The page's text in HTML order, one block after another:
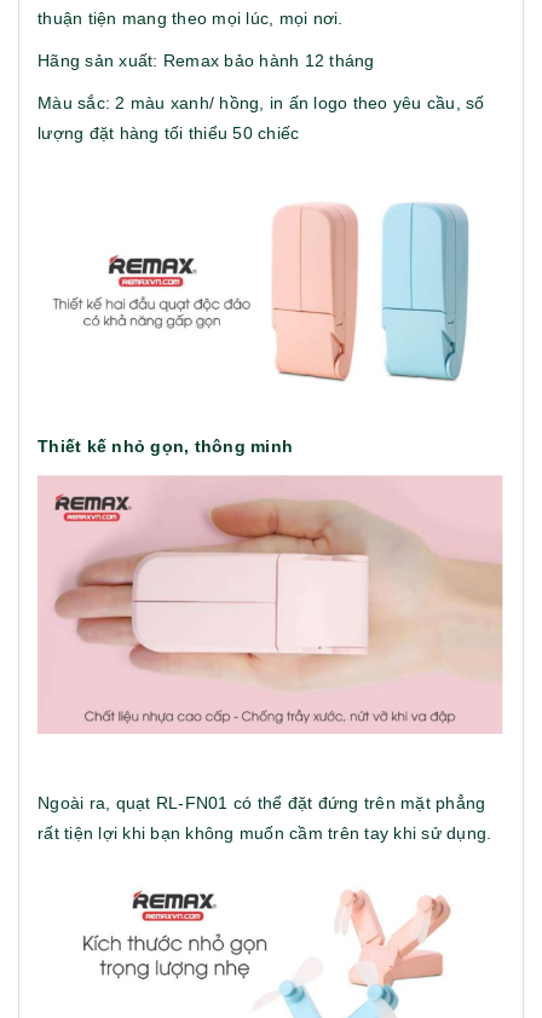
thuận tiện mang theo mọi lúc, mọi nơi.
Hãng sản xuất: Remax bảo hành 12 tháng
Màu sắc: 2 màu xanh/ hồng, in ấn logo theo yêu cầu, số
lượng đặt hàng tối thiểu 50 chiếc
Thiết kế nhỏ gọn, thông minh
Ngoài ra, quạt RL-FN01 có thể đặt đứng trên mặt phẳng
rất tiện lợi khi bạn không muốn cầm trên tay khi sử dụng.